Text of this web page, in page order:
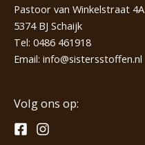
Pastoor van Winkelstraat 4A
5374 BJ Schaijk
Tel: 0486 461918
Email: info@sistersstoffen.nl
Volg ons op: